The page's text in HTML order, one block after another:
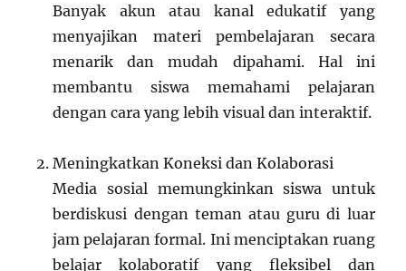
Banyak akun atau kanal edukatif yang
menyajikan materi pembelajaran secara
menarik dan mudah dipahami. Hal ini
membantu siswa memahami pelajaran
dengan cara yang lebih visual dan interaktif.
Meningkatkan Koneksi dan Kolaborasi
Media sosial memungkinkan siswa untuk
berdiskusi dengan teman atau guru di luar
jam pelajaran formal. Ini menciptakan ruang
belajar kolaboratif yang fleksibel dan